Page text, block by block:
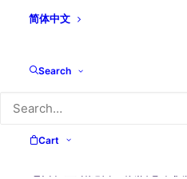
简体中文
Search
Cart
這日子滿了、又為所有住書
紅白黃黑玉石鋪的石地上。用
王吩咐宮裡的一切臣宰、讓人
王后瓦實提在亞哈隨魯王的